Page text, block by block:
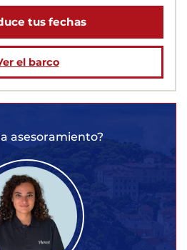
tus fechas
el barco
asesoramiento?